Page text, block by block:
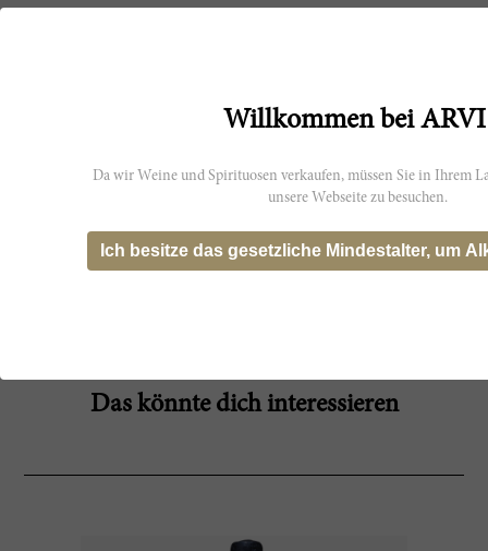
Hersteller
Barons de
Rothschild
Das könnte dich interessieren
Willkommen bei
Da wir Weine und Spirituosen verkaufen, müssen Sie in Ihrem
unsere Webseite zu besuchen.
Ich besitze das gesetzliche Mindestalter, um